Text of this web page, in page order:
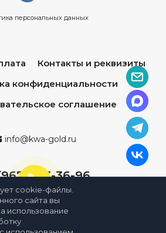
персональных данных
Контакты и реквизиты
конфиденциальности
соглашение
info@kwa-gold.ru
013-36-96
cookie-файлы.
сайта вы
использование